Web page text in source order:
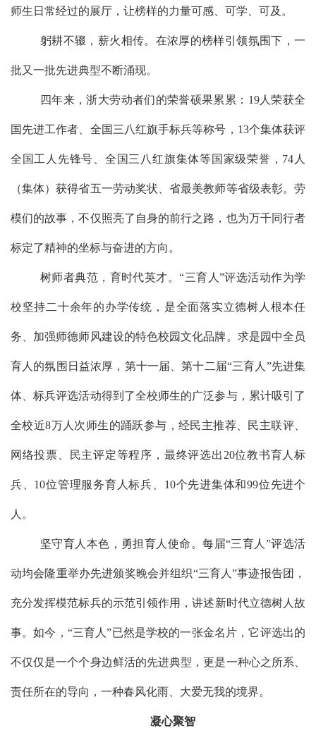
师生日常经过的展厅，让榜样的力量可感、可学、可及。
躬耕不辍，薪火相传。在浓厚的榜样引领氛围下，一
批又一批先进典型不断涌现。
四年来，浙大劳动者们的荣誉硕果累累： 19人荣获全
国先进工作者、全国三八红旗手标兵等称号， 13个集体获评
全国工人先锋号、全国三八红旗集体等国家级荣誉， 74 人
（集体）获得省五一劳动奖状、省最美教师等省级表彰。劳
模们的故事，不仅照亮了自身的前行之路，也为万千同行者
标定了精神的坐标与奋进的方向。
树师者典范，育时代英才。“三育人”评选活动作为学
校坚持二十余年的办学传统，是全面落实立德树人根本任
务、加强师德师风建设的特色校园文化品牌。 求是园中全员
育人的氛围日益浓厚 ， 第十一届、第十二届“三育人”先进集
体、标兵评选活动得到了全校师生的广泛参与， 累计吸引了
全校近8万人次师生的踊跃参与，经民主推荐、民主联评、
网络投票、民主评定等程序，最终评选出20位教书育人标
兵、10位管理服务育人标兵、10个先进集体和99位先进个
人。
坚守育人本色，勇担育人使命。每届“三育人”评选活
动均会隆重举办先进颁奖晚会并组织“三育人”事迹报告团，
充分发挥模范标兵的示范引领作用 ，讲述新时代立德树人故
事。如今， “三育人”已然是学校的一张金名片，它评选出的
不仅仅是一个个身边鲜活的先进典型，更是一种心之所系、
责任所在的导向，一种春风化雨、大爱无我的境界。
凝心聚智